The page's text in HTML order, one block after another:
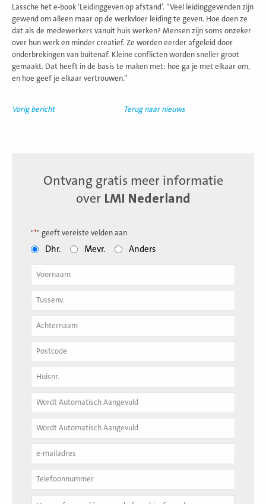
Lassche het e-book ‘Leidinggeven op afstand’. “Veel leidinggevenden zijn
gewend om alleen maar op de werkvloer leiding te geven. Hoe doen ze
dat als de medewerkers vanuit huis werken? Mensen zijn soms onzeker
over hun werk en minder creatief. Ze worden eerder afgeleid door
onderbrekingen van buitenaf. Kleine conflicten worden sneller groot
gemaakt. Dat heeft in de basis te maken met: hoe ga je met elkaar om,
en hoe geef je elkaar vertrouwen.”
Vorig bericht Terug naar nieuws
Ontvang gratis meer informatie
over LMI Nederland
"*" geeft vereiste velden aan
Dhr. Mevr. Anders